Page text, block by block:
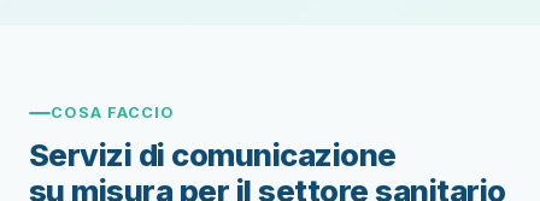
COSA FACCIO
Servizi di comunicazione
su misura per il settore sanitario